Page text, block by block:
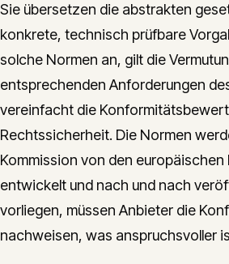
Sie übersetzen die abstrakten
konkrete, technisch prüfbare
solche Normen an, gilt die
entsprechenden Anforderungen
vereinfacht die
Rechtssicherheit. Die Normen
Kommission von den
entwickelt und nach und nach
vorliegen, müssen Anbieter die
nachweisen, was anspruchsvoller